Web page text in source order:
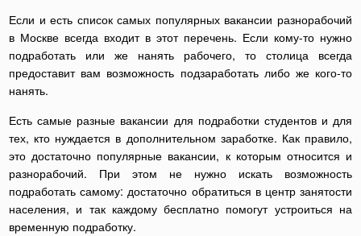
Если и есть список самых популярных вакансии разнорабочий
в Москве всегда входит в этот перечень. Если кому-то нужно
подработать или же нанять рабочего, то столица всегда
предоставит вам возможность подзаработать либо же кого-то
нанять.
Есть самые разные вакансии для подработки студентов и для
тех, кто нуждается в дополнительном заработке. Как правило,
это достаточно популярные вакансии, к которым относится и
разнорабочий. При этом не нужно искать возможность
подработать самому: достаточно обратиться в центр занятости
населения, и так каждому бесплатно помогут устроиться на
временную подработку.